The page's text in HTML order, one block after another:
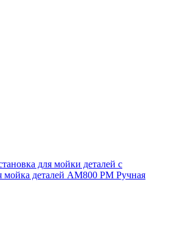
для мойки деталей с
мойка деталей АМ800 РМ Ручная